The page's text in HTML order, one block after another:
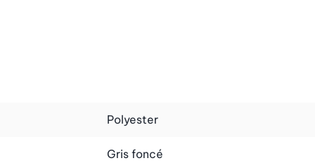
votre sac. C'est non seulement un accessoire
des points en matière de durabilité. Le matériau
Polyester
Gris foncé